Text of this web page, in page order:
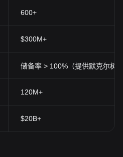
600+
$300M+
储备率 > 100%（提供默克尔树
120M+
$20B+